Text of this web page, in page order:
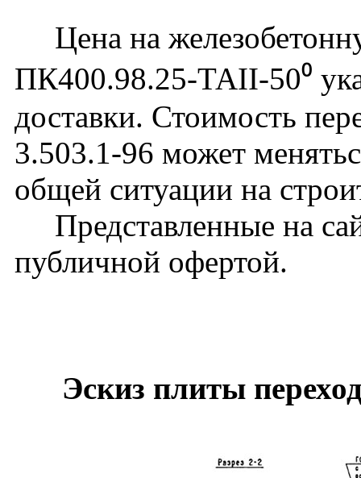
Цена на
ПК400.98.25-ТАII-50⁰
доставки. Стоимость
3.503.1-96 может
общей ситуации на
Представленные на
публичной офертой.
Эскиз плиты